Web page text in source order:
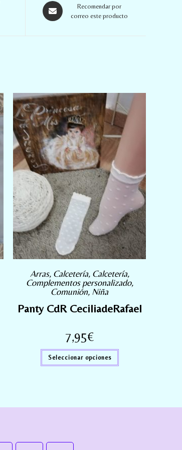
Recomendar por
correo este producto
Arras, Calcetería, Calcetería,
Complementos personalizado,
Comunión, Niña
Panty CdR CeciliadeRafael
7,95€
Seleccionar opciones